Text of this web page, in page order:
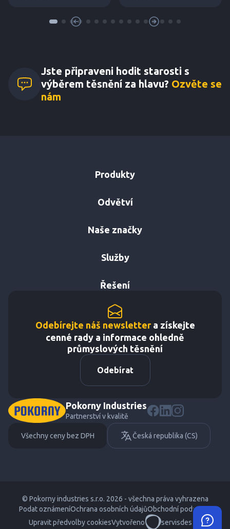
Jste připraveni hodit starosti s
výběrem těsnění za hlavu? Ozvěte se
nám
Produkty
Odvětví
Naše značky
Služby
Řešení
Odebírejte náš newslettera získejte
cenné rady a informace ohledně
průmyslových těsnění
Odebírat
Pokorny Industries
Partnerství v kvalitě
Všechny ceny bez DPH Česká republika (CS)
© Pokorny industries s.r.o. 2026 - všechna práva vyhrazena
Podat oznámeníOchrana osobních údajůObchodní podmínky
Upravit předvolby cookiesVytvořeno servisdesign